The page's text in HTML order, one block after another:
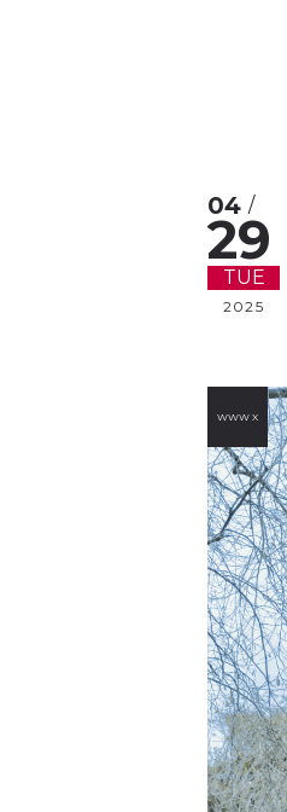
04/
29
TUE
2025
WWW X